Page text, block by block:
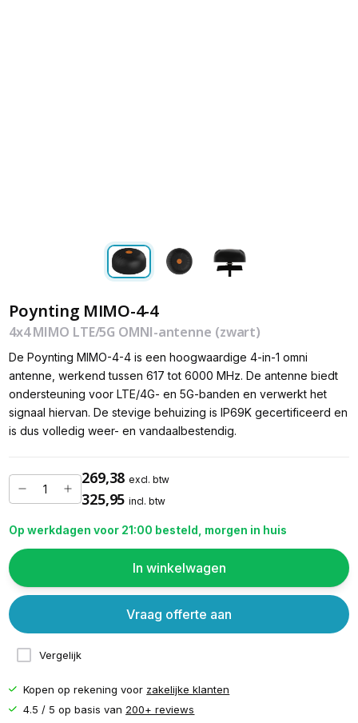
Poynting MIMO-4-4
4x4 MIMO LTE/5G OMNI-antenne (zwart)
De Poynting MIMO-4-4 is een hoogwaardige 4-in-1 omni
antenne, werkend tussen 617 tot 6000 MHz. De antenne biedt
ondersteuning voor LTE/4G- en 5G-banden en verwerkt het
signaal hiervan. De stevige behuizing is IP69K gecertificeerd en
is dus volledig weer- en vandaalbestendig.
269,38 excl. btw
325,95 incl. btw
Op werkdagen voor 21:00 besteld, morgen in huis
In winkelwagen
Vergelijk
Vraag offerte aan
Kopen op rekening voor zakelijke klanten
4.5 / 5 op basis van 200+ reviews